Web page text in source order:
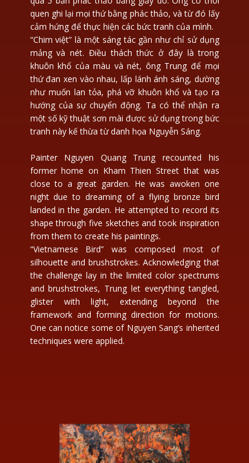
quen ghi lại mọi thứ bằng phác thảo, và từ đó lấy
cảm hứng để thực hiện các bức tranh của mình.
“Chim việt” là một sáng tác gần như chỉ sử dụng
mảng và nét. Điều thách thức ở đây là trong
khuôn khổ của màu và nét, ông Trung để mọi
thứ đan xen vào nhau, lấp lánh ánh sáng, dường
như muốn lan tỏa, phá vỡ khuôn khổ và tạo ra
hướng của sự chuyển động. Ta có thể nhận ra
một số kỹ thuật sơn mài được sử dụng trong bức
tranh này kế thừa từ danh họa Nguyễn Sáng.
Painter Nguyen Quang Trung recounted his
former home on Kham Thien Street that was
close to a great garden. He was awoken one
night due to dreaming of a flying bronze bird
landed in the garden. He attempted to record its
shape through five sketches and took inspiration
from them to create his paintings.
“Vietnamese Bird” was composed most of
silhouette and brushstrokes. Acknowledging that
the challenge lay in the limited color spectrums
and brushstrokes, Trung let everything tangled,
glister with light, extending beyond the
framework and forming direction for motions.
One can notice some of Nguyen Sang’s inherited
techniques were applied.